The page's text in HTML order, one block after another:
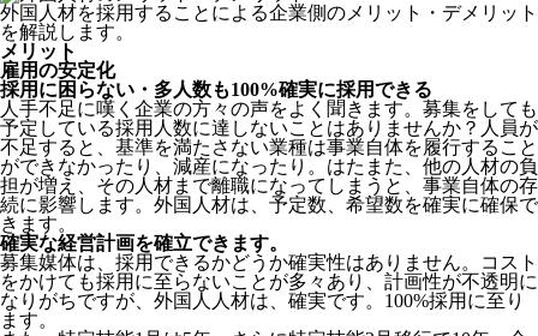
外国人材を採用することによる企業側のメリット・デメリット
を解説します。
メリット
雇用の安定化
採用に困らない・多人数も100%確実に採用できる
人手不足に嘆く企業の方々の声をよく聞きます。募集をしても
予定している採用人数に達しないことはありませんか？人員が
不足すると、基準を満たさない業種は事業自体を履行すること
ができなかったり、減産になったり。はたまた、他の人材の負
担が増え、その人材まで離職になってしまうと、事業自体の存
続に影響します。 外国人材は、予定数、希望数を確実に確保で
きます。
確実な経営計画を確立できます。
募集媒体は、採用できるかどうか確実性はありません。コスト
をかけても採用に至らないことが多々あり、計画性が不透明に
なりがちですが、外国人人材は、確実です。100%採用に至り
ます。